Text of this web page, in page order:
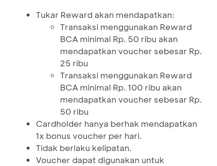
Tukar Reward akan mendapatkan:
Transaksi menggunakan Reward
BCA minimal Rp. 50 ribu akan
mendapatkan voucher sebesar Rp.
25 ribu
Transaksi menggunakan Reward
BCA minimal Rp. 100 ribu akan
mendapatkan voucher sebesar Rp.
50 ribu
Cardholder hanya berhak mendapatkan
1x bonus voucher per hari.
Tidak berlaku kelipatan.
Voucher dapat digunakan untuk